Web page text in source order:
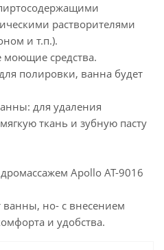
растворителями
и т.п.).
средства.
полировки, ванна будет
для удаления
ткань и зубную пасту
Apollo AT-9016
ванны, но- с внесением
и удобства.